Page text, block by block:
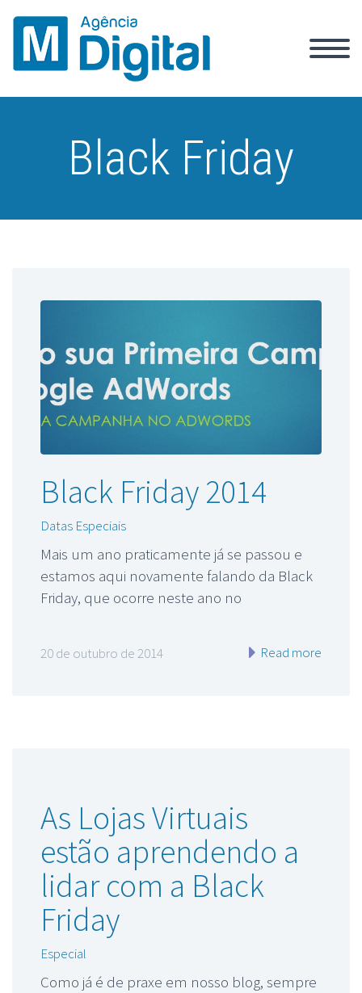
Black Friday
Black Friday 2014
Datas Especiais
Mais um ano praticamente já se passou e
estamos aqui novamente falando da Black
Friday, que ocorre neste ano no
20 de outubro de 2014 Read more
As Lojas Virtuais
estão aprendendo a
lidar com a Black
Friday
Especial
Como já é de praxe em nosso blog, sempre